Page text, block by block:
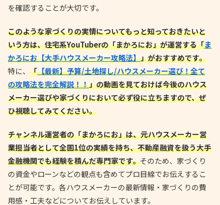
を確認することが大切です。
このような家づくりの実情についてもっと知っておきたいと
いう方は、住宅系YouTuberの「まかろにお」が運営する「ま
かろにお【大手ハウスメーカー攻略法】」がおすすめです。
特に、 「【最新】予算/土地探し/ハウスメーカー選び！全て
の攻略法を完全解説！！」の動画を見ておけば今後のハウス
メーカー選びや家づくりにおいて必ず役に立ちますので、ぜ
ひ視聴してみてください。
チャンネル運営者の「まかろにお」は、元ハウスメーカー営
業担当者として全国1位の実績を持ち、不動産融資を扱う大手
金融機関でも経験を積んだ専門家です。そのため、家づくり
の資金やローンなどの観点も含めてプロ目線でお伝えするこ
とが可能です。各ハウスメーカーの最新情報・家づくりの費
用感・工夫などについてお伝えしています。